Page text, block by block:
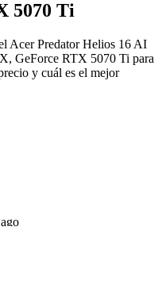
5070 Ti
Acer Predator Helios 16 AI
GeForce RTX 5070 Ti para
y cuál es el mejor
ago